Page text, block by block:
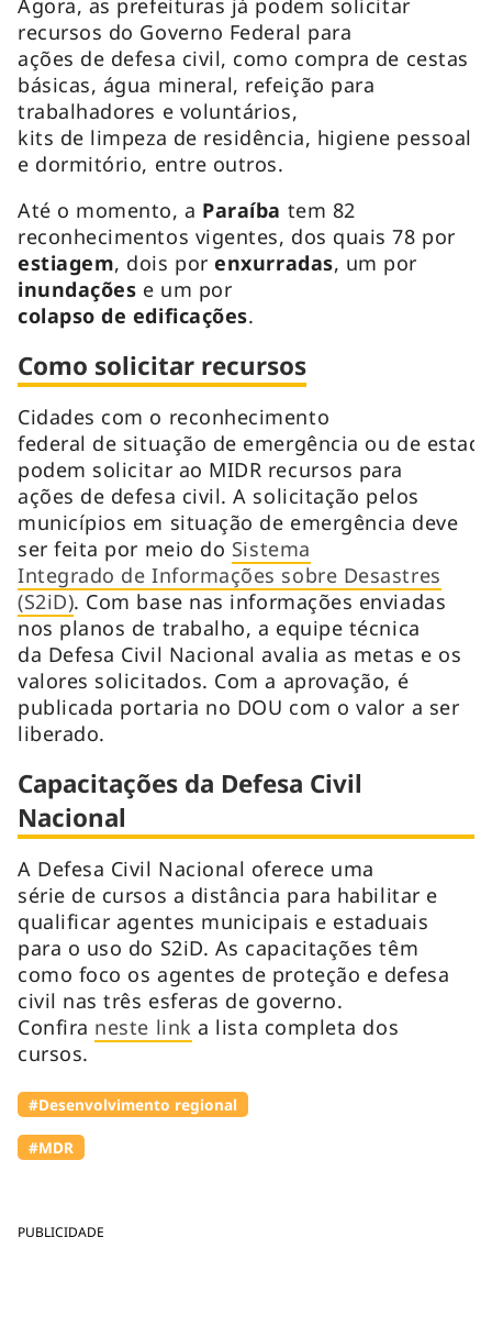
PUBLICIDADE
recursos do Governo Federal para
ações de defesa civil, como compra de cestas
básicas, água mineral, refeição para
trabalhadores e voluntários,
kits de limpeza de residência, higiene pessoal
e dormitório, entre outros.
Até o momento, a Paraíba tem 82
reconhecimentos vigentes, dos quais 78 por
estiagem, dois porenxurradas, um por
inundações e um por
colapso de edificações.
Como solicitar recursos
Cidades com o reconhecimento
federal de situação de emergência ou de
podem solicitar ao MIDR recursos para
ações de defesa civil. A solicitação pelos
municípios em situação de emergência deve
ser feita por meio do Sistema
Integrado de Informações sobre Desastres
(S2iD). Com base nas informações enviadas
nos planos de trabalho, a equipe técnica
da Defesa Civil Nacional avalia as metas e os
valores solicitados. Com a aprovação, é
publicada portaria no DOU com o valor a ser
liberado.
Capacitações da Defesa Civil
Nacional
A Defesa Civil Nacional oferece uma
série de cursos a distância para habilitar e
qualificar agentes municipais e estaduais
para o uso do S2iD. As capacitações têm
como foco os agentes de proteção e defesa
civil nas três esferas de governo.
Confira neste link a lista completa dos
cursos.
#Desenvolvimento regional
#MDR